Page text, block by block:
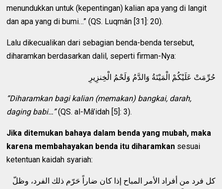
menundukkan untuk (kepentingan) kalian apa yang di langit
dan apa yang di bumi…” (QS. Luqmân [31]: 20).
Lalu dikecualikan dari sebagian benda-benda tersebut,
diharamkan berdasarkan dalil, seperti firman-Nya:
حُرِّمَتْ عَلَيْكُمْ الْمَيْتَةُ وَالدَّمُ وَلَحْمُ الْخِنزِيرِ
“Diharamkan bagi kalian (memakan) bangkai, darah,
daging babi…”(QS. al-Mâ’idah [5]: 3).
Jika ditemukan bahaya dalam benda yang mubah, maka
karena membahayakan benda itu diharamkan sesuai
ketentuan kaidah syariah:
كل فرد من أفراد الأمر المباح إذا كان ضاراً حَرّم ذلك الفرد، وظلّ